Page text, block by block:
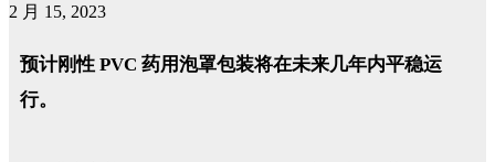
2 月 15, 2023
预计刚性 PVC 药用泡罩包装将在未来几年内平稳运
行。